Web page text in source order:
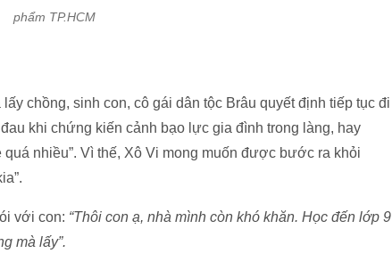
phẩm TP.HCM
chồng, sinh con, cô gái dân tộc Brâu quyết định tiếp tục đi
khi chứng kiến cảnh bạo lực gia đình trong làng, hay
nhiều”. Vì thế, Xô Vi mong muốn được bước ra khỏi
với con: “Thôi con ạ, nhà mình còn khó khăn. Học đến lớp 9
mà lấy”.